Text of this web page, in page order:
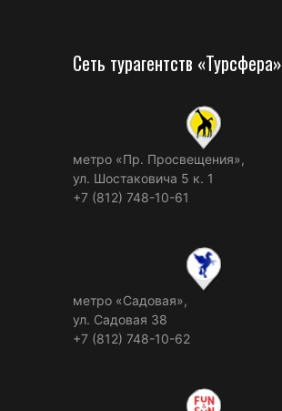
Сеть турагентств «Турсфера»
метро «Пр. Просвещения»,
ул. Шостаковича 5 к. 1
+7 (812) 748-10-61
метро «Садовая»,
ул. Садовая 38
+7 (812) 748-10-62